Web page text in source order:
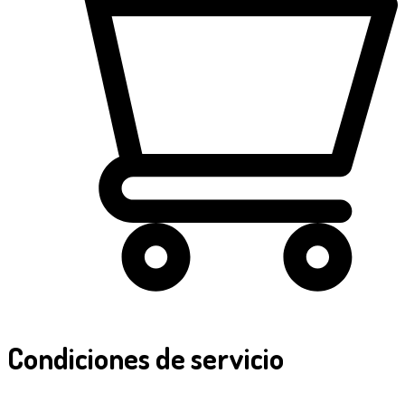
Condiciones de servicio